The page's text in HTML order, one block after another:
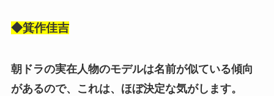
◆箕作佳吉
朝ドラの実在人物のモデルは名前が似ている傾向
があるので、これは、ほぼ決定な気がします。